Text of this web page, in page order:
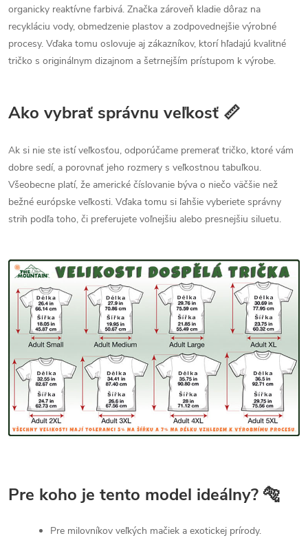
organicky reaktívne farbivá. Značka zároveň kladie dôraz na
recykláciu vody, obmedzenie plastov a zodpovednejšie výrobné
procesy. Vďaka tomu oslovuje aj zákazníkov, ktorí hľadajú kvalitné
tričko s originálnym dizajnom a šetrnejším prístupom k výrobe.
Ako vybrať správnu veľkosť 📏
Ak si nie ste istí veľkosťou, odporúčame premerať tričko, ktoré vám
dobre sedí, a porovnať jeho rozmery s veľkostnou tabuľkou.
Všeobecne platí, že americké číslovanie býva o niečo väčšie než
bežné európske veľkosti. Vďaka tomu si ľahšie vyberiete správny
strih podľa toho, či preferujete voľnejšiu alebo presnejšiu siluetu.
Pre koho je tento model ideálny? 🐅
Pre milovníkov veľkých mačiek a exotickej prírody.